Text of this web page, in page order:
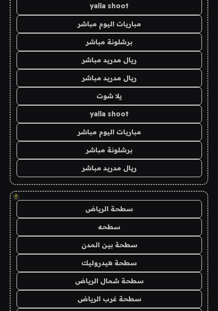
yalla shoot
مباريات اليوم مباشر
برشلونة مباشر
ريال مدريد مباشر
ريال مدريد مباشر
يلا شوت
yalla shoot
مباريات اليوم مباشر
برشلونة مباشر
ريال مدريد مباشر
!
سطحة الرياض
سطحه
سطحة بين المدن
سطحة هيدروليك
سطحة شمال الرياض
سطحة غرب الرياض